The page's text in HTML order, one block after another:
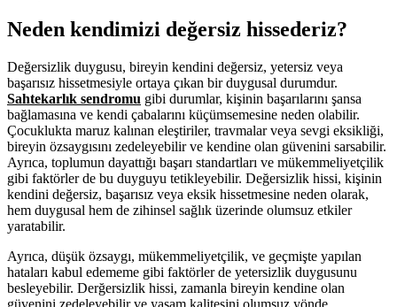
Neden kendimizi değersiz hissederiz?
Değersizlik duygusu, bireyin kendini değersiz, yetersiz veya
başarısız hissetmesiyle ortaya çıkan bir duygusal durumdur.
Sahtekarlık sendromu gibi durumlar, kişinin başarılarını şansa
bağlamasına ve kendi çabalarını küçümsemesine neden olabilir.
Çocuklukta maruz kalınan eleştiriler, travmalar veya sevgi eksikliği,
bireyin özsaygısını zedeleyebilir ve kendine olan güvenini sarsabilir.
Ayrıca, toplumun dayattığı başarı standartları ve mükemmeliyetçilik
gibi faktörler de bu duyguyu tetikleyebilir. Değersizlik hissi, kişinin
kendini değersiz, başarısız veya eksik hissetmesine neden olarak,
hem duygusal hem de zihinsel sağlık üzerinde olumsuz etkiler
yaratabilir.
Ayrıca, düşük özsaygı, mükemmeliyetçilik, ve geçmişte yapılan
hataları kabul edememe gibi faktörler de yetersizlik duygusunu
besleyebilir. Derğersizlik hissi, zamanla bireyin kendine olan
güvenini zedeleyebilir ve yaşam kalitesini olumsuz yönde